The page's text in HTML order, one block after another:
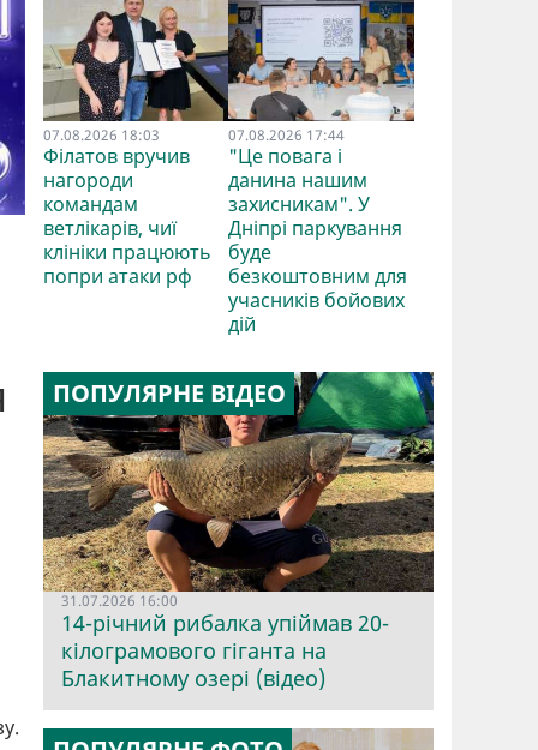
07.08.2026 18:03
Філатов вручив
нагороди
командам
ветлікарів, чиї
клініки працюють
попри атаки рф
07.08.2026 17:44
"Це повага і
данина нашим
захисникам". У
Дніпрі паркування
буде
безкоштовним для
учасників бойових
дій
ПОПУЛЯРНЕ ВІДЕО
31.07.2026 16:00
14-річний рибалка упіймав 20-
кілограмового гіганта на
Блакитному озері (відео)